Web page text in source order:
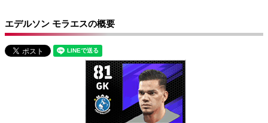
エデルソン モラエスの概要